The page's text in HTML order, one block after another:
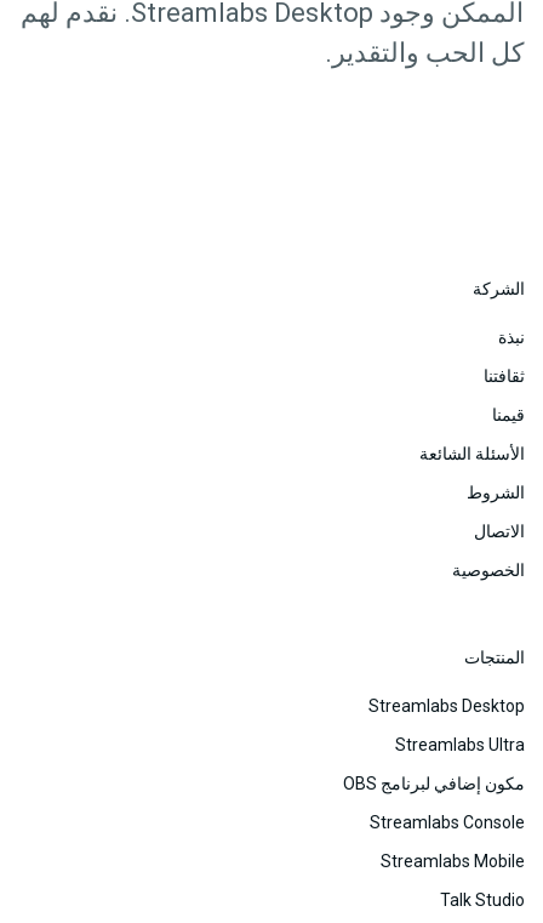
الممكن وجود Streamlabs Desktop. نقدم لهم
كل الحب والتقدير.
الشركة
نبذة
ثقافتنا
قيمنا
الأسئلة الشائعة
الشروط
الاتصال
الخصوصية
المنتجات
Streamlabs Desktop
Streamlabs Ultra
مكون إضافي لبرنامج ‎OBS‏
Streamlabs Console
‎Streamlabs Mobile‏
‎Talk Studio‏